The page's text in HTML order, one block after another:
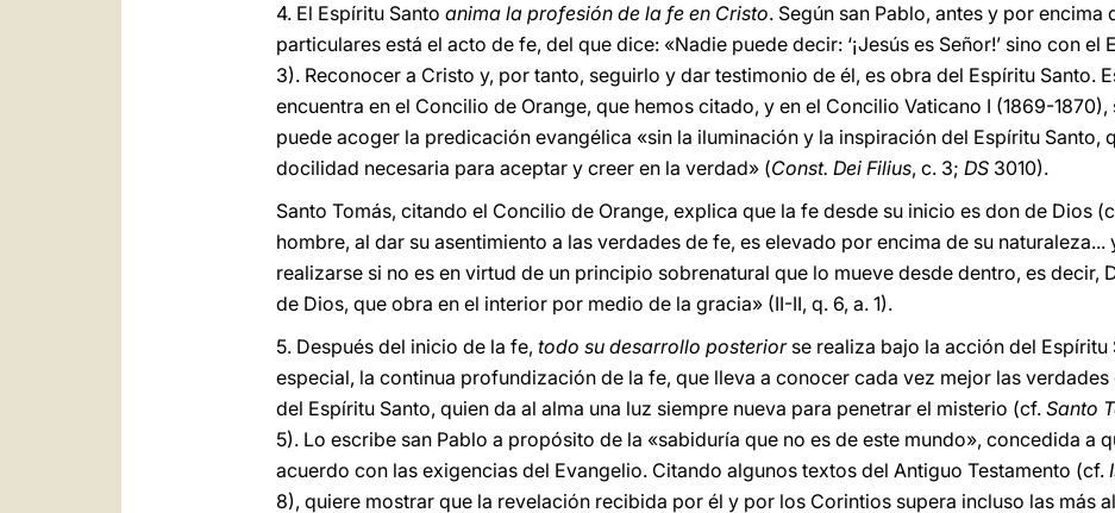
4. El Espíritu Santo anima la profesión de la fe en Cristo. Según san Pablo, antes y por
particulares está el acto de fe, del que dice: «Nadie puede decir: ‘¡Jesús es Señor!’ sino con el
3). Reconocer a Cristo y, por tanto, seguirlo y dar testimonio de él, es obra del Espíritu Santo.
encuentra en el Concilio de Orange, que hemos citado, y en el Concilio Vaticano I (1869-1870),
puede acoger la predicación evangélica «sin la iluminación y la inspiración del Espíritu Santo,
docilidad necesaria para aceptar y creer en la verdad» (Const. Dei Filius, c. 3; DS 3010).
Santo Tomás, citando el Concilio de Orange, explica que la fe desde su inicio es don de Dios
hombre, al dar su asentimiento a las verdades de fe, es elevado por encima de su naturaleza...
realizarse si no es en virtud de un principio sobrenatural que lo mueve desde dentro, es decir,
de Dios, que obra en el interior por medio de la gracia» (II-II, q. 6, a. 1).
5. Después del inicio de la fe, todo su desarrollo posteriorse realiza bajo la acción del Espíritu
especial, la continua profundización de la fe, que lleva a conocer cada vez mejor las verdades
del Espíritu Santo, quien da al alma una luz siempre nueva para penetrar el misterio (cf. Santo
5). Lo escribe san Pablo a propósito de la «sabiduría que no es de este mundo», concedida a
acuerdo con las exigencias del Evangelio. Citando algunos textos del Antiguo Testamento (cf.
8), quiere mostrar que la revelación recibida por él y por los Corintios supera incluso las más